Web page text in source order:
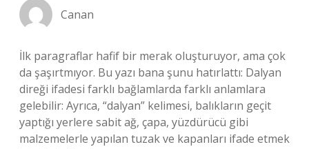
Canan
İlk paragraflar hafif bir merak oluşturuyor, ama çok
da şaşırtmıyor. Bu yazı bana şunu hatırlattı: Dalyan
direği ifadesi farklı bağlamlarda farklı anlamlara
gelebilir: Ayrıca, “dalyan” kelimesi, balıkların geçit
yaptığı yerlere sabit ağ, çapa, yüzdürücü gibi
malzemelerle yapılan tuzak ve kapanları ifade etmek